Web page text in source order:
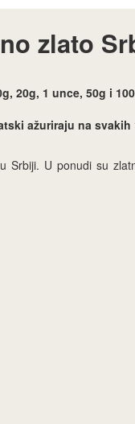
zlato
20g, 1 unce, 50g i
ažuriraju na
Srbiji. U ponudi su